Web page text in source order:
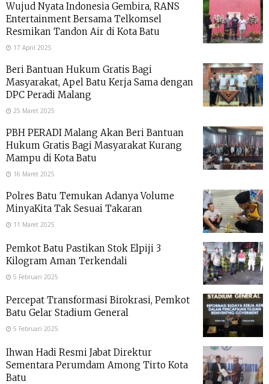
Wujud Nyata Indonesia Gembira, RANS
Entertainment Bersama Telkomsel
Resmikan Tandon Air di Kota Batu
17 April 2025
Beri Bantuan Hukum Gratis Bagi
Masyarakat, Apel Batu Kerja Sama dengan
DPC Peradi Malang
25 Maret 2025
PBH PERADI Malang Akan Beri Bantuan
Hukum Gratis Bagi Masyarakat Kurang
Mampu di Kota Batu
16 Maret 2025
Polres Batu Temukan Adanya Volume
MinyaKita Tak Sesuai Takaran
11 Maret 2025
Pemkot Batu Pastikan Stok Elpiji 3
Kilogram Aman Terkendali
5 Februari 2025
Percepat Transformasi Birokrasi, Pemkot
Batu Gelar Stadium General
5 Februari 2025
Ihwan Hadi Resmi Jabat Direktur
Sementara Perumdam Among Tirto Kota
Batu